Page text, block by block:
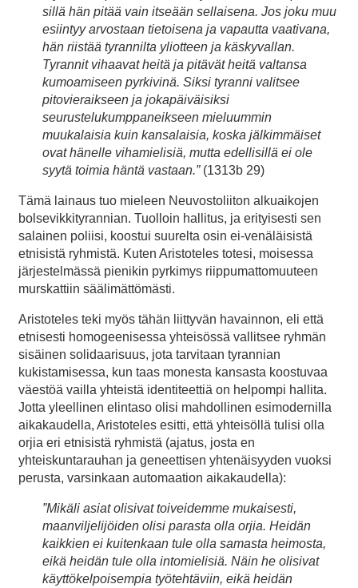
sillä hän pitää vain itseään sellaisena. Jos joku muu
esiintyy arvostaan tietoisena ja vapautta vaativana,
hän riistää tyrannilta yliotteen ja käskyvallan.
Tyrannit vihaavat heitä ja pitävät heitä valtansa
kumoamiseen pyrkivinä. Siksi tyranni valitsee
pitovieraikseen ja jokapäiväisiksi
seurustelukumppaneikseen mieluummin
muukalaisia kuin kansalaisia, koska jälkimmäiset
ovat hänelle vihamielisiä, mutta edellisillä ei ole
syytä toimia häntä vastaan.”(1313b 29)
Tämä lainaus tuo mieleen Neuvostoliiton alkuaikojen
bolsevikkityrannian. Tuolloin hallitus, ja erityisesti sen
salainen poliisi, koostui suurelta osin ei-venäläisistä
etnisistä ryhmistä. Kuten Aristoteles totesi, moisessa
järjestelmässä pienikin pyrkimys riippumattomuuteen
murskattiin säälimättömästi.
Aristoteles teki myös tähän liittyvän havainnon, eli että
etnisesti homogeenisessa yhteisössä vallitsee ryhmän
sisäinen solidaarisuus, jota tarvitaan tyrannian
kukistamisessa, kun taas monesta kansasta koostuvaa
väestöä vailla yhteistä identiteettiä on helpompi hallita.
Jotta yleellinen elintaso olisi mahdollinen esimodernilla
aikakaudella, Aristoteles esitti, että yhteisöllä tulisi olla
orjia eri etnisistä ryhmistä (ajatus, josta en
yhteiskuntarauhan ja geneettisen yhtenäisyyden vuoksi
perusta, varsinkaan automaation aikakaudella):
”Mikäli asiat olisivat toiveidemme mukaisesti,
maanviljelijöiden olisi parasta olla orjia. Heidän
kaikkien ei kuitenkaan tule olla samasta heimosta,
eikä heidän tule olla intomielisiä. Näin he olisivat
käyttökelpoisempia työtehtäviin, eikä heidän